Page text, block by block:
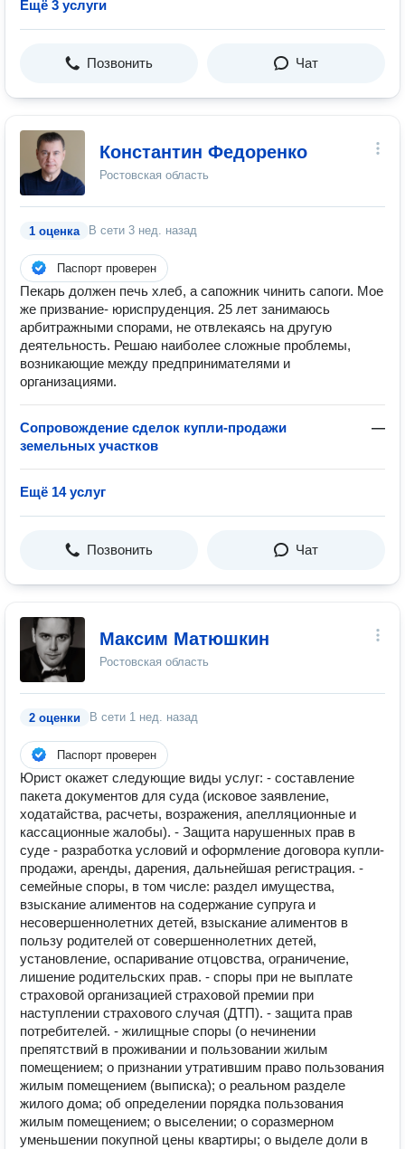
Ещё 3 услуги
Позвонить Чат
Константин Федоренко
Ростовская область
1 оценка В сети 3 нед. назад
Паспорт проверен
Пекарь должен печь хлеб, а сапожник чинить сапоги. Мое
же призвание- юриспруденция. 25 лет занимаюсь
арбитражными спорами, не отвлекаясь на другую
деятельность. Решаю наиболее сложные проблемы,
возникающие между предпринимателями и
организациями.
Сопровождение сделок купли-продажи
земельных участков
—
Ещё 14 услуг
Позвонить Чат
Максим Матюшкин
Ростовская область
2 оценки В сети 1 нед. назад
Паспорт проверен
Юрист окажет следующие виды услуг: - составление
пакета документов для суда (исковое заявление,
ходатайства, расчеты, возражения, апелляционные и
кассационные жалобы). - Защита нарушенных прав в
суде - разработка условий и оформление договора купли-
продажи, аренды, дарения, дальнейшая регистрация. -
семейные споры, в том числе: раздел имущества,
взыскание алиментов на содержание супруга и
несовершеннолетних детей, взыскание алиментов в
пользу родителей от совершеннолетних детей,
установление, оспаривание отцовства, ограничение,
лишение родительских прав. - споры при не выплате
страховой организацией страховой премии при
наступлении страхового случая (ДТП). - защита прав
потребителей. - жилищные споры (о нечинении
препятствий в проживании и пользовании жилым
помещением; о признании утратившим право пользования
жилым помещением (выписка); о реальном разделе
жилого дома; об определении порядка пользования
жилым помещением; о выселении; о соразмерном
уменьшении покупной цены квартиры; о выделе доли в